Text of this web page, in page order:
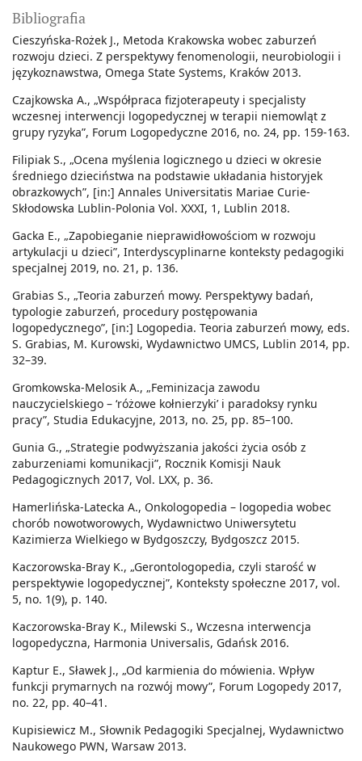
Bibliografia
Cieszyńska-Rożek J., Metoda Krakowska wobec zaburzeń
rozwoju dzieci. Z perspektywy fenomenologii, neurobiologii i
językoznawstwa, Omega State Systems, Kraków 2013.
Czajkowska A., „Współpraca fizjoterapeuty i specjalisty
wczesnej interwencji logopedycznej w terapii niemowląt z
grupy ryzyka”, Forum Logopedyczne 2016, no. 24, pp. 159-163.
Filipiak S., „Ocena myślenia logicznego u dzieci w okresie
średniego dzieciństwa na podstawie układania historyjek
obrazkowych”, [in:] Annales Universitatis Mariae Curie-
Skłodowska Lublin-Polonia Vol. XXXI, 1, Lublin 2018.
Gacka E., „Zapobieganie nieprawidłowościom w rozwoju
artykulacji u dzieci”, Interdyscyplinarne konteksty pedagogiki
specjalnej 2019, no. 21, p. 136.
Grabias S., „Teoria zaburzeń mowy. Perspektywy badań,
typologie zaburzeń, procedury postępowania
logopedycznego”, [in:] Logopedia. Teoria zaburzeń mowy, eds.
S. Grabias, M. Kurowski, Wydawnictwo UMCS, Lublin 2014, pp.
32–39.
Gromkowska-Melosik A., „Feminizacja zawodu
nauczycielskiego – ‘różowe kołnierzyki’ i paradoksy rynku
pracy”, Studia Edukacyjne, 2013, no. 25, pp. 85–100.
Gunia G., „Strategie podwyższania jakości życia osób z
zaburzeniami komunikacji”, Rocznik Komisji Nauk
Pedagogicznych 2017, Vol. LXX, p. 36.
Hamerlińska-Latecka A., Onkologopedia – logopedia wobec
chorób nowotworowych, Wydawnictwo Uniwersytetu
Kazimierza Wielkiego w Bydgoszczy, Bydgoszcz 2015.
Kaczorowska-Bray K., „Gerontologopedia, czyli starość w
perspektywie logopedycznej”, Konteksty społeczne 2017, vol.
5, no. 1(9), p. 140.
Kaczorowska-Bray K., Milewski S., Wczesna interwencja
logopedyczna, Harmonia Universalis, Gdańsk 2016.
Kaptur E., Sławek J., „Od karmienia do mówienia. Wpływ
funkcji prymarnych na rozwój mowy”, Forum Logopedy 2017,
no. 22, pp. 40–41.
Kupisiewicz M., Słownik Pedagogiki Specjalnej, Wydawnictwo
Naukowego PWN, Warsaw 2013.